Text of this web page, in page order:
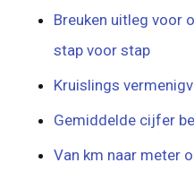
Breuken uitleg voor
stap voor stap
Kruislings
Gemiddelde cijfer
Van km naar meter